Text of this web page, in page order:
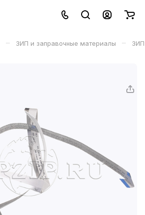
– ЗИП и заправочные материалы – ЗИП